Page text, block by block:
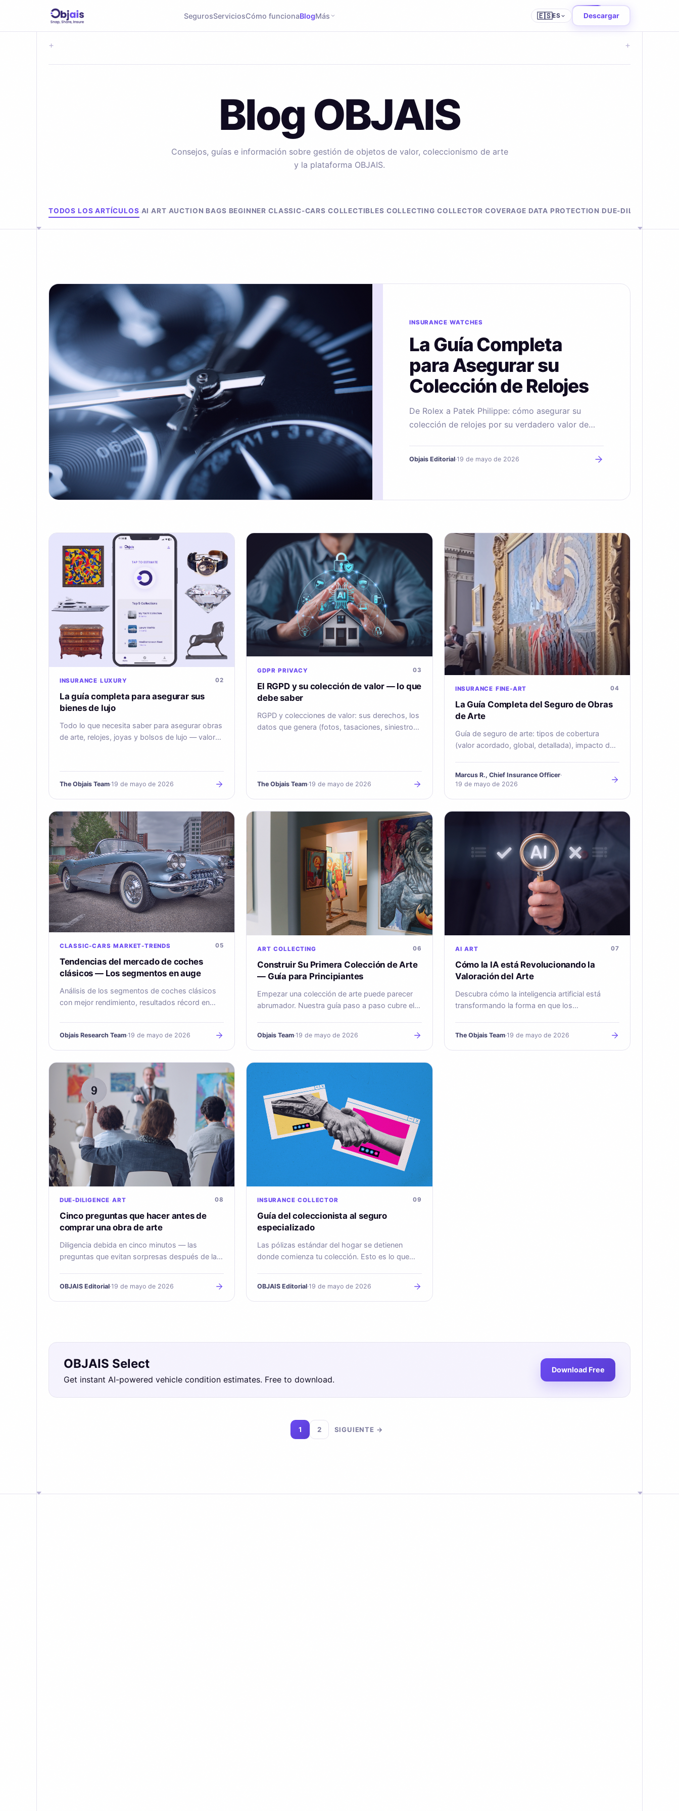
SegurosServiciosCómo funcionaBlogMás 🇪🇸ES Descargar
+ +
Blog OBJAIS
Consejos, guías e información sobre gestión de objetos de valor, coleccionismo de arte
y la plataforma OBJAIS.
Explorar por tema
TODOS LOS ARTÍCULOS·AI ·ART·AUCTION·BAGS·BEGINNER·CLASSIC-CARS·COLLECTIBLES·COLLECTING·COLLECTOR·COVERAGE·DATA PROTECTION ·DUE-DILIGENCE
INSURANCE WATCHES
La Guía Completa
para Asegurar su
Colección de Relojes
De Rolex a Patek Philippe: cómo asegurar su
colección de relojes por su verdadero valor de
Objais Editorial·19 de mayo de 2026
02
INSURANCE LUXURY
La guía completa para asegurar sus
bienes de lujo
Todo lo que necesita saber para asegurar obras
de arte, relojes, joyas y bolsos de lujo — valor
The Objais Team·19 de mayo de 2026
03
GDPR PRIVACY
El RGPD y su colección de valor — lo que
debe saber
RGPD y colecciones de valor: sus derechos, los
datos que genera (fotos, tasaciones, siniestros)
The Objais Team·19 de mayo de 2026
04
INSURANCE FINE-ART
La Guía Completa del Seguro de Obras
de Arte
Guía de seguro de arte: tipos de cobertura
(valor acordado, global, detallada), impacto de
Marcus R., Chief Insurance Officer·
19 de mayo de 2026
05
CLASSIC-CARS MARKET-TRENDS
Tendencias del mercado de coches
clásicos — Los segmentos en auge
Análisis de los segmentos de coches clásicos
con mejor rendimiento, resultados récord en
vigilar en 2025.
Objais Research Team·19 de mayo de 2026
06
ART COLLECTING
Construir Su Primera Colección de Arte
— Guía para Principiantes
Empezar una colección de arte puede parecer
abrumador. Nuestra guía paso a paso cubre el
desde el primer día.
Objais Team·19 de mayo de 2026
07
AI ART
Cómo la IA está Revolucionando la
Valoración del Arte
Descubra cómo la inteligencia artificial está
transformando la forma en que los
The Objais Team·19 de mayo de 2026
08
DUE-DILIGENCE ART
Cinco preguntas que hacer antes de
comprar una obra de arte
Diligencia debida en cinco minutos — las
preguntas que evitan sorpresas después de la
OBJAIS Editorial·19 de mayo de 2026
09
INSURANCE COLLECTOR
Guía del coleccionista al seguro
especializado
Las pólizas estándar del hogar se detienen
donde comienza tu colección. Esto es lo que
OBJAIS Editorial·19 de mayo de 2026
OBJAIS Select
Get instant AI-powered vehicle condition estimates. Free to download.
Download Free
1 2 SIGUIENTE →